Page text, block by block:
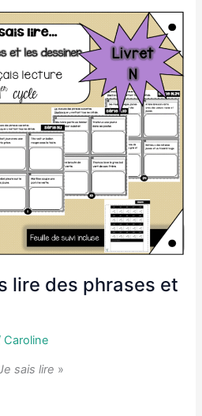
lire des phrases et
Caroline
sais lire »